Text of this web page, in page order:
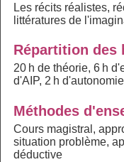
Les récits réalistes,
littératures de
Répartition des
20 h de théorie, 6 h
d'AIP, 2 h d'autonomie
Méthodes
Cours magistral,
situation problème,
déductive